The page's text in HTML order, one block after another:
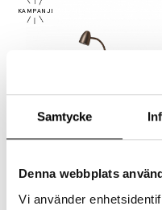
Samtycke
Denna webbplats
Vi använder
1029 kr 875 kr